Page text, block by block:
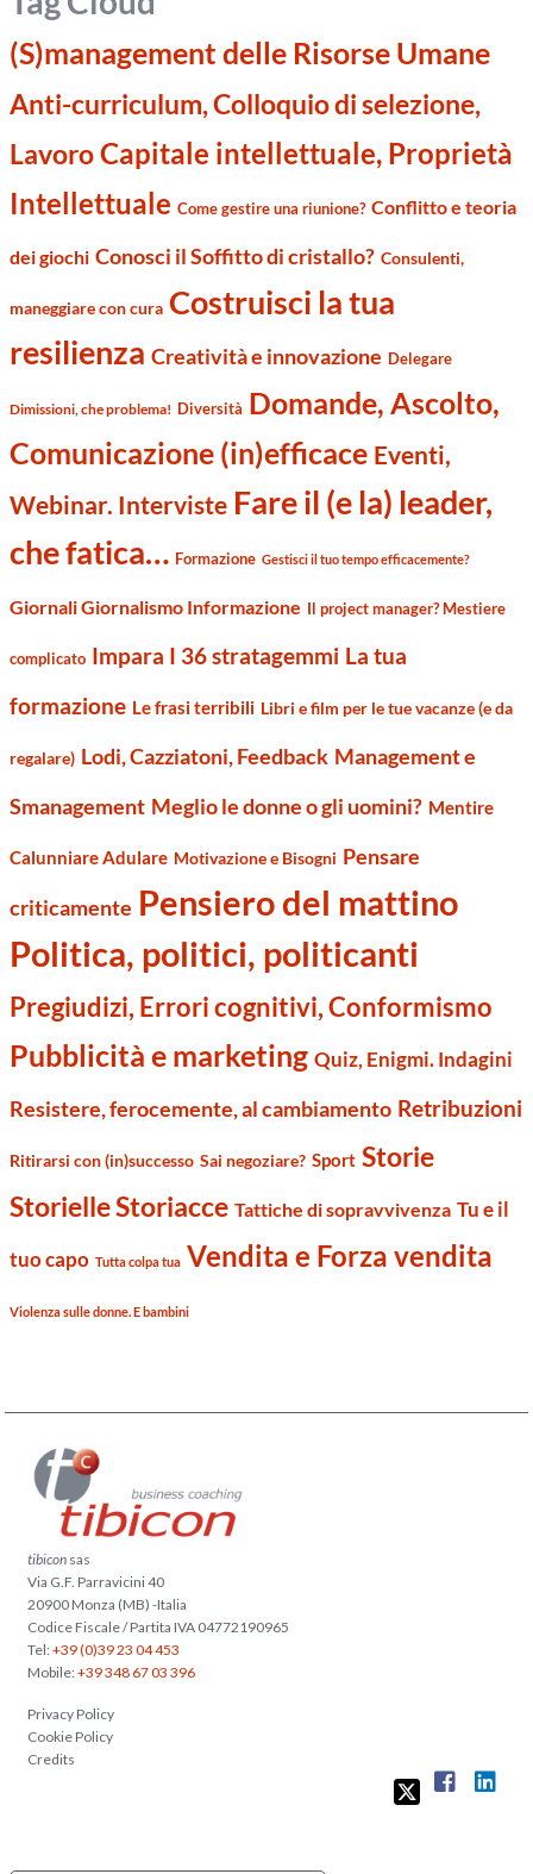
(S)management delle Risorse Umane
Anti-curriculum, Colloquio di selezione,
LavoroCapitale intellettuale, Proprietà
Intellettuale Come gestire una riunione? Conflitto e teoria
dei giochi Conosci il Soffitto di cristallo? Consulenti,
maneggiare con cura Costruisci la tua
resilienza Creatività e innovazione Delegare
Dimissioni, che problema! Diversità Domande, Ascolto,
Comunicazione (in)efficace Eventi,
Webinar. Interviste Fare il (e la) leader,
che fatica… Formazione Gestisci il tuo tempo efficacemente?
Giornali Giornalismo Informazione Il project manager? Mestiere
complicato Impara I 36 stratagemmi La tua
formazione Le frasi terribili Libri e film per le tue vacanze (e da
regalare) Lodi, Cazziatoni, Feedback Management e
Smanagement Meglio le donne o gli uomini? Mentire
Calunniare Adulare Motivazione e Bisogni Pensare
criticamente Pensiero del mattino
Politica, politici, politicanti
Pregiudizi, Errori cognitivi, Conformismo
Pubblicità e marketing Quiz, Enigmi. Indagini
Resistere, ferocemente, al cambiamento Retribuzioni
Ritirarsi con (in)successo Sai negoziare? Sport Storie
Storielle Storiacce Tattiche di sopravvivenza Tu e il
tuo capo Tutta colpa tua Vendita e Forza vendita
Violenza sulle donne. E bambini
tibicon sas
Via G.F. Parravicini 40
20900 Monza (MB) -Italia
Codice Fiscale / Partita IVA 04772190965
Tel:+39 (0)39 23 04 453
Mobile:+39 348 67 03 396
Privacy Policy
Cookie Policy
Credits